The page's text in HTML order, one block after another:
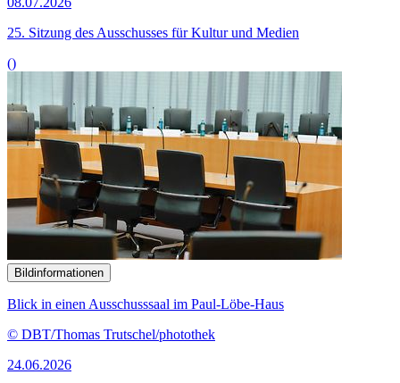
25. Sitzung des Ausschusses für Kultur und Medien
()
Bildinformationen
Blick in einen Ausschusssaal im Paul-Löbe-Haus
© DBT/Thomas Trutschel/photothek
24.06.2026